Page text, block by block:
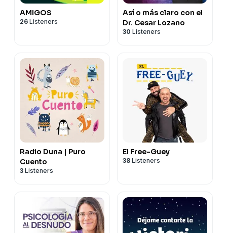
AMIGOS
26 Listeners
Así o más claro con el
Dr. Cesar Lozano
30 Listeners
Radio Duna | Puro
Cuento
3 Listeners
El Free-Guey
38 Listeners